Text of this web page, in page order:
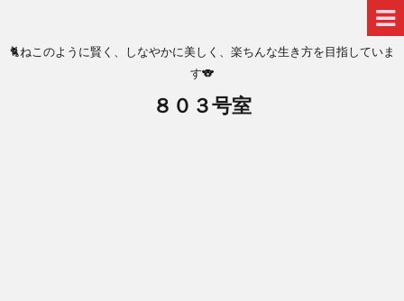
🐈ねこのように賢く、しなやかに美しく、楽ちんな生き方を目指していま
す🐨
８０３号室